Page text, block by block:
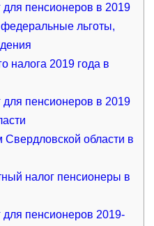
пенсионеров в 2019
льготы,
налога 2019 года в
пенсионеров в 2019
области в
налог пенсионеры в
пенсионеров 2019-